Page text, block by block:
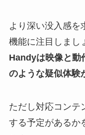
より深い没入感を
機能に注目しまし
Handyは映像と動
のような疑似体験
ただし対応コンテ
する予定があるか